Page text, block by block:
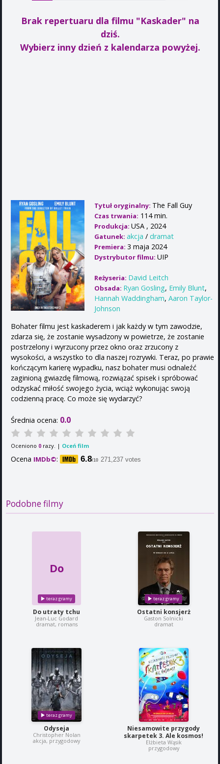
Brak repertuaru dla filmu "Kaskader" na
dziś.
Wybierz inny dzień z kalendarza powyżej.
Tytuł oryginalny: The Fall Guy
Czas trwania: 114 min.
Produkcja: USA , 2024
Gatunek: akcja / dramat
Premiera: 3 maja 2024
Dystrybutor filmu: UIP
Reżyseria: David Leitch
Obsada: Ryan Gosling, Emily Blunt,
Hannah Waddingham, Aaron Taylor-
Johnson
Bohater filmu jest kaskaderem i jak każdy w tym zawodzie,
zdarza się, że zostanie wysadzony w powietrze, że zostanie
postrzelony i wyrzucony przez okno oraz zrzucony z
wysokości, a wszystko to dla naszej rozrywki. Teraz, po prawie
kończącym karierę wypadku, nasz bohater musi odnaleźć
zaginioną gwiazdę filmową, rozwiązać spisek i spróbować
odzyskać miłość swojego życia, wciąż wykonując swoją
codzienną pracę. Co może się wydarzyć?
Średnia ocena: 0.0
Oceniono 0 razy. | Oceń film
Ocena IMDb©: 6.8/10 271,237 votes
Podobne filmy
Do
Do utraty tchu
Jean-Luc Godard
dramat, romans
Ostatni konsjerż
Gaston Solnicki
dramat
Odyseja
Christopher Nolan
akcja, przygodowy
Niesamowite przygody
skarpetek 3. Ale kosmos!
Elżbieta Wąsik
przygodowy